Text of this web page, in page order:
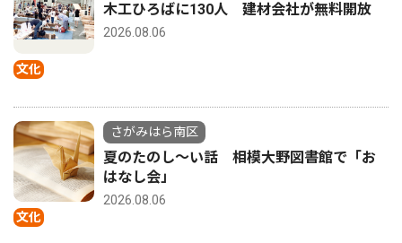
文化
木工ひろばに130人 建材会社が無料開放
2026.08.06
文化
さがみはら南区
夏のたのし〜い話 相模大野図書館で「お
はなし会」
2026.08.06